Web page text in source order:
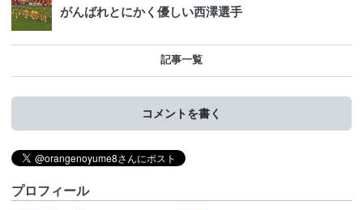
がんばれとにかく優しい西澤選手
記事一覧
コメントを書く
プロフィール